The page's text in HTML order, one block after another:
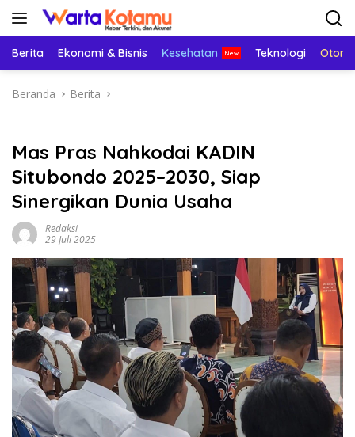
Langsung
Berita Ekonomi & Bisnis Kesehatan Teknologi
Beranda Berita
Mas Pras Nahkodai KADIN
Situbondo 2025–2030, Siap
Sinergikan Dunia Usaha
Redaksi
29 Juli 2025